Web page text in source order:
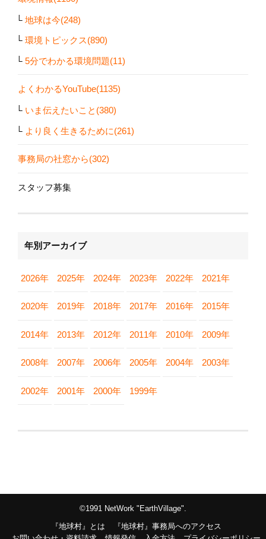
地球は今(248)
環境トピックス(890)
5分でわかる環境問題(11)
よくわかるYouTube(1135)
いま伝えたいこと(380)
より良く生きるために(261)
事務局の社窓から(302)
スタッフ募集
年別アーカイブ
2026年 2025年 2024年 2023年 2022年 2021年
2020年 2019年 2018年 2017年 2016年 2015年
2014年 2013年 2012年 2011年 2010年 2009年
2008年 2007年 2006年 2005年 2004年 2003年
2002年 2001年 2000年 1999年
©1991 NetWork "EarthVillage".
『地球村』とは
『地球村』事務局へのアクセス